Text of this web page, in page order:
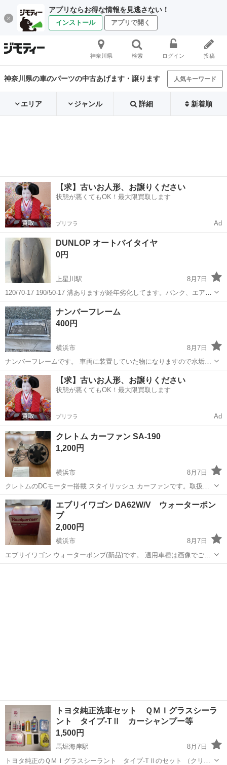
アプリならお得な情報を見逃さない！
インストール アプリで開く
神奈川県 検索 ログイン 投稿
神奈川県の車のパーツの中古あげます・譲ります 人気キーワード
エリア ジャンル 詳細 新着順
【求】古いお人形、お譲りください
状態が悪くてもOK！最大限買取します
プリフラ Ad
DUNLOP オートバイタイヤ
0円
上星川駅
8月7日
120/70-17 190/50-17 溝ありますが経年劣化してます。パンク、エアー
漏れありません。 車両保管、車検、等にいかがでしょうか？
神奈川 横浜市
ナンバーフレーム
400円
横浜市
8月7日
ナンバーフレームです。 車両に装置していた物になりますので水垢等
があります。商品の状態は画像にてご確認ください。
神奈川 横浜市 外装、車外用品 フレーム
【求】古いお人形、お譲りください
状態が悪くてもOK！最大限買取します
プリフラ Ad
クレトム カーファン SA-190
1,200円
横浜市
8月7日
クレトムのDCモーター搭載 スタイリッシュ カーファンです。取扱説
明書も一緒にお付けします。 車両に装置していましたので、細かい傷
等はありますが比較的綺麗な状態かと思います。 平日の日中は仕事の
ため、夜間の受け渡しになります。
神奈川 横浜市 アクセサリー
エブリイワゴン DA62W/V ウォーターポン
プ
2,000円
横浜市
8月7日
エブリイワゴン ウォーターポンプ(新品)です。 適用車種は画像でご確
認下さい。
トヨタ純正洗車セット ＱＭＩグラスシーラ
ント タイプ-TⅡ カーシャンプー等
1,500円
馬堀海岸駅
8月7日
トヨタ純正のＱＭＩグラスシーラント タイプ-TⅡのセット （クリー